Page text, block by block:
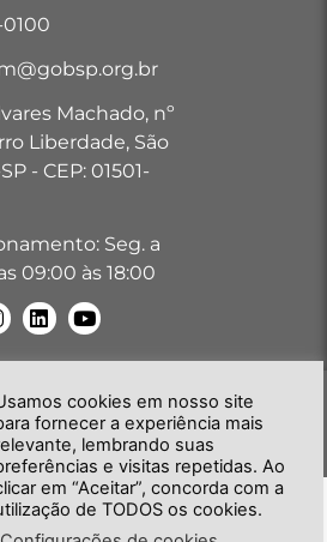
0100
Machado, nº
Liberdade, São
- CEP: 01501-
Seg. a
09:00 às 18:00
os direitos reservados à GOB-SP |
de Comunicação e Informática do GOB-SP
EVOLUINDO PARA VOCÊ!
cookies em nosso site
fornecer a experiência mais
lembrando suas
e visitas repetidas. Ao
em “Aceitar”, concorda com a
de TODOS os cookies.